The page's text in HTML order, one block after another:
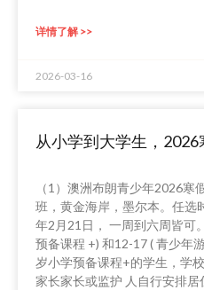
详情了解 >>
2026-03-16
从小学到大学生，2026
（1）澳洲布朗青少年2026
班，黄金海岸，墨尔本。任
年2月21日， 一周到六周皆可
预备课程 +) 和12-17 ( ⻘少年
岁⼩学预备课程+的学⽣，学
家长家⻓或监护 ⼈自行安排